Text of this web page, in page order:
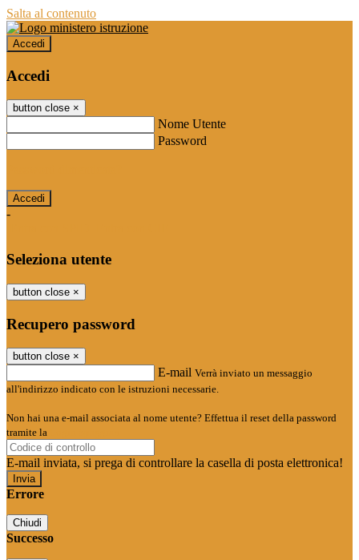
Salta al contenuto
Accedi
Accedi
button close ×
Nome Utente
Password
-
Seleziona utente
button close ×
Recupero password
button close ×
E-mail Verrà inviato un messaggio
all'indirizzo indicato con le istruzioni necessarie.
Non hai una e-mail associata al nome utente? Effettua il reset della password
tramite la
E-mail inviata, si prega di controllare la casella di posta elettronica!
Errore
Chiudi
Successo